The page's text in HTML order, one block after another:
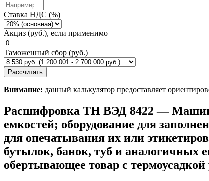
Ставка НДС (%)
Акциз (руб.), если применимо
Таможенный сбор (руб.)
Рассчитать
Внимание: данный калькулятор предоставляет
Расшифровка ТН ВЭД 8422 —
емкостей; оборудование для
для опечатывания их или
бутылок, банок, туб и аналогичных
обертывающее товар с